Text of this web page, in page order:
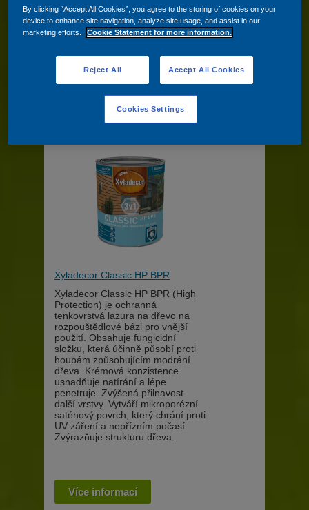
Váleček
Vodní báze
Zahradní domky a ploty
Xyladecor Classic HP BPR
Xyladecor Classic HP BPR (High
Protection) je ochranná
tenkovrstvá lazura na dřevo na
rozpouštědlové bázi pro vnější
použití. Obsahuje fungicidní
složku, která účinně působí proti
houbám způsobujícím modrání
dřeva. Krémová konzistence
usnadňuje natírání a lépe
penetruje. Zvýšená přilnavost
další vrstvy. Vytváří mikroporézní
saténový povrch, který chrání proti
UV záření a nepřízním počasí.
Zvýrazňuje strukturu dřeva.
Více informací
By clicking “Accept All Cookies”, you agree to the storing of cookies on your
device to enhance site navigation, analyze site usage, and assist in our
marketing efforts.
Cookie Statement for more information.
Reject All Accept All Cookies
Cookies Settings